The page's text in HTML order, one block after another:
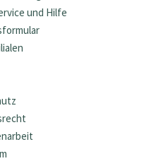
und Hilfe